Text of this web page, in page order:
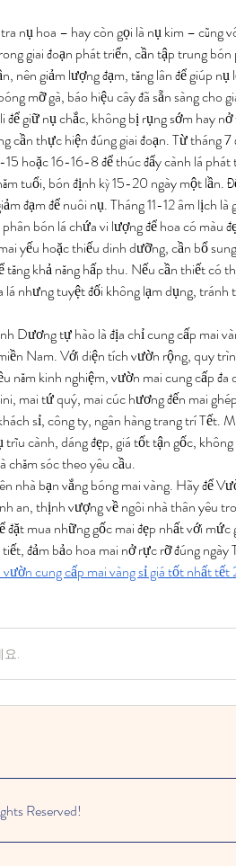
nụ hoa – hay còn gọi là nụ kim – cũng
giai đoạn phát triển, cần tập trung bón
nên giảm lượng đạm, tăng lân để giúp
mỡ gà, báo hiệu cây đã sẵn sàng cho
để giữ nụ chắc, không bị rụng sớm hay
cần thực hiện đúng giai đoạn. Từ tháng
hoặc 16-16-8 để thúc đẩy cành lá
tuổi, bón định kỳ 15-20 ngày một lần.
đạm để nuôi nụ. Tháng 11-12 âm lịch
bón lá chứa vi lượng để hoa có màu
yếu hoặc thiếu dinh dưỡng, cần bổ
tăng khả năng hấp thu. Nếu cần thiết có
lá nhưng tuyệt đối không lạm dụng,
Dương tự hào là địa chỉ cung cấp mai
Nam. Với diện tích vườn rộng, quy
năm kinh nghiệm, vườn mai cung cấp
mai tứ quý, mai cúc hương đến mai
sỉ, công ty, ngân hàng trang trí Tết.
trĩu cành, dáng đẹp, giá tốt tận gốc,
chăm sóc theo yêu cầu.
nhà bạn vắng bóng mai vàng. Hãy để
an, thịnh vượng về ngôi nhà thân yêu
đặt mua những gốc mai đẹp nhất với
đảm bảo hoa mai nở rực rỡ đúng
cung cấp mai vàng sỉ giá tốt nhất
요.
Reserved!